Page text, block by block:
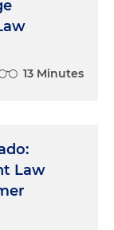
13 Minutes
Law